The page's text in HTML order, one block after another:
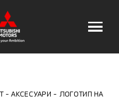
АКСЕСУАРИ
ЛОГОТИП НА